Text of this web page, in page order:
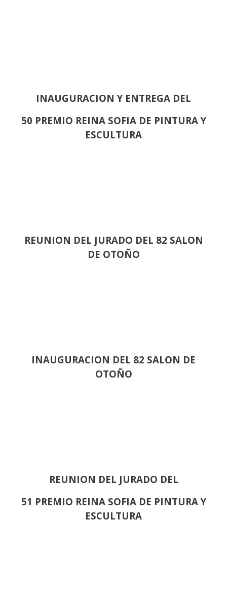
INAUGURACION Y ENTREGA DEL
50 PREMIO REINA SOFIA DE PINTURA Y
ESCULTURA
REUNION DEL JURADO DEL 82 SALON
DE OTOÑO
INAUGURACION DEL 82 SALON DE
OTOÑO
REUNION DEL JURADO DEL
51 PREMIO REINA SOFIA DE PINTURA Y
ESCULTURA